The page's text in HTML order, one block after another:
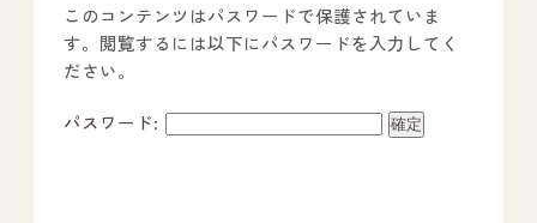
事業所のご案内
－ オールピース宗像事業所
－ オールピース福津事業所
このコンテンツはパスワードで保護されていま
す。閲覧するには以下にパスワードを入力してく
ださい。
パスワード: